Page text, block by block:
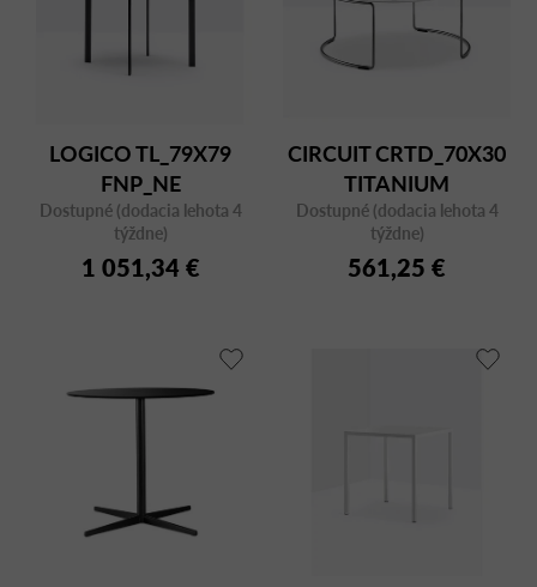
LOGICO TL_79X79
FNP_NE
Dostupné (dodacia lehota 4
týždne)
1 051,34 €
CIRCUIT CRTD_70X30
TITANIUM
Dostupné (dodacia lehota 4
týždne)
561,25 €